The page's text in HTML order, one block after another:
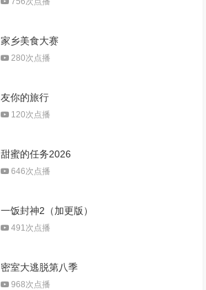
家乡美食大赛
280次点播
友你的旅行
120次点播
甜蜜的任务2026
646次点播
一饭封神2（加更版）
491次点播
密室大逃脱第八季
968次点播